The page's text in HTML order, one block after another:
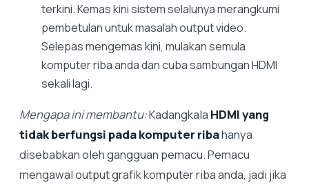
terkini. Kemas kini sistem selalunya merangkumi
pembetulan untuk masalah output video.
Selepas mengemas kini, mulakan semula
komputer riba anda dan cuba sambungan HDMI
sekali lagi.
Mengapa ini membantu:Kadangkala HDMI yang
tidak berfungsi pada komputer ribahanya
disebabkan oleh gangguan pemacu. Pemacu
mengawal output grafik komputer riba anda, jadi jika